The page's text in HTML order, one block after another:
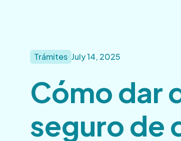
Trámites July 14, 2025
Cómo dar
seguro de